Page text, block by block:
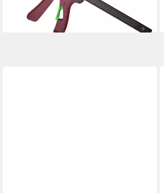
26,90 €
lieferbar - in 2-3 Werktagen bei dir